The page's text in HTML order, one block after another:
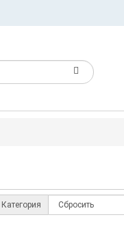
Категория